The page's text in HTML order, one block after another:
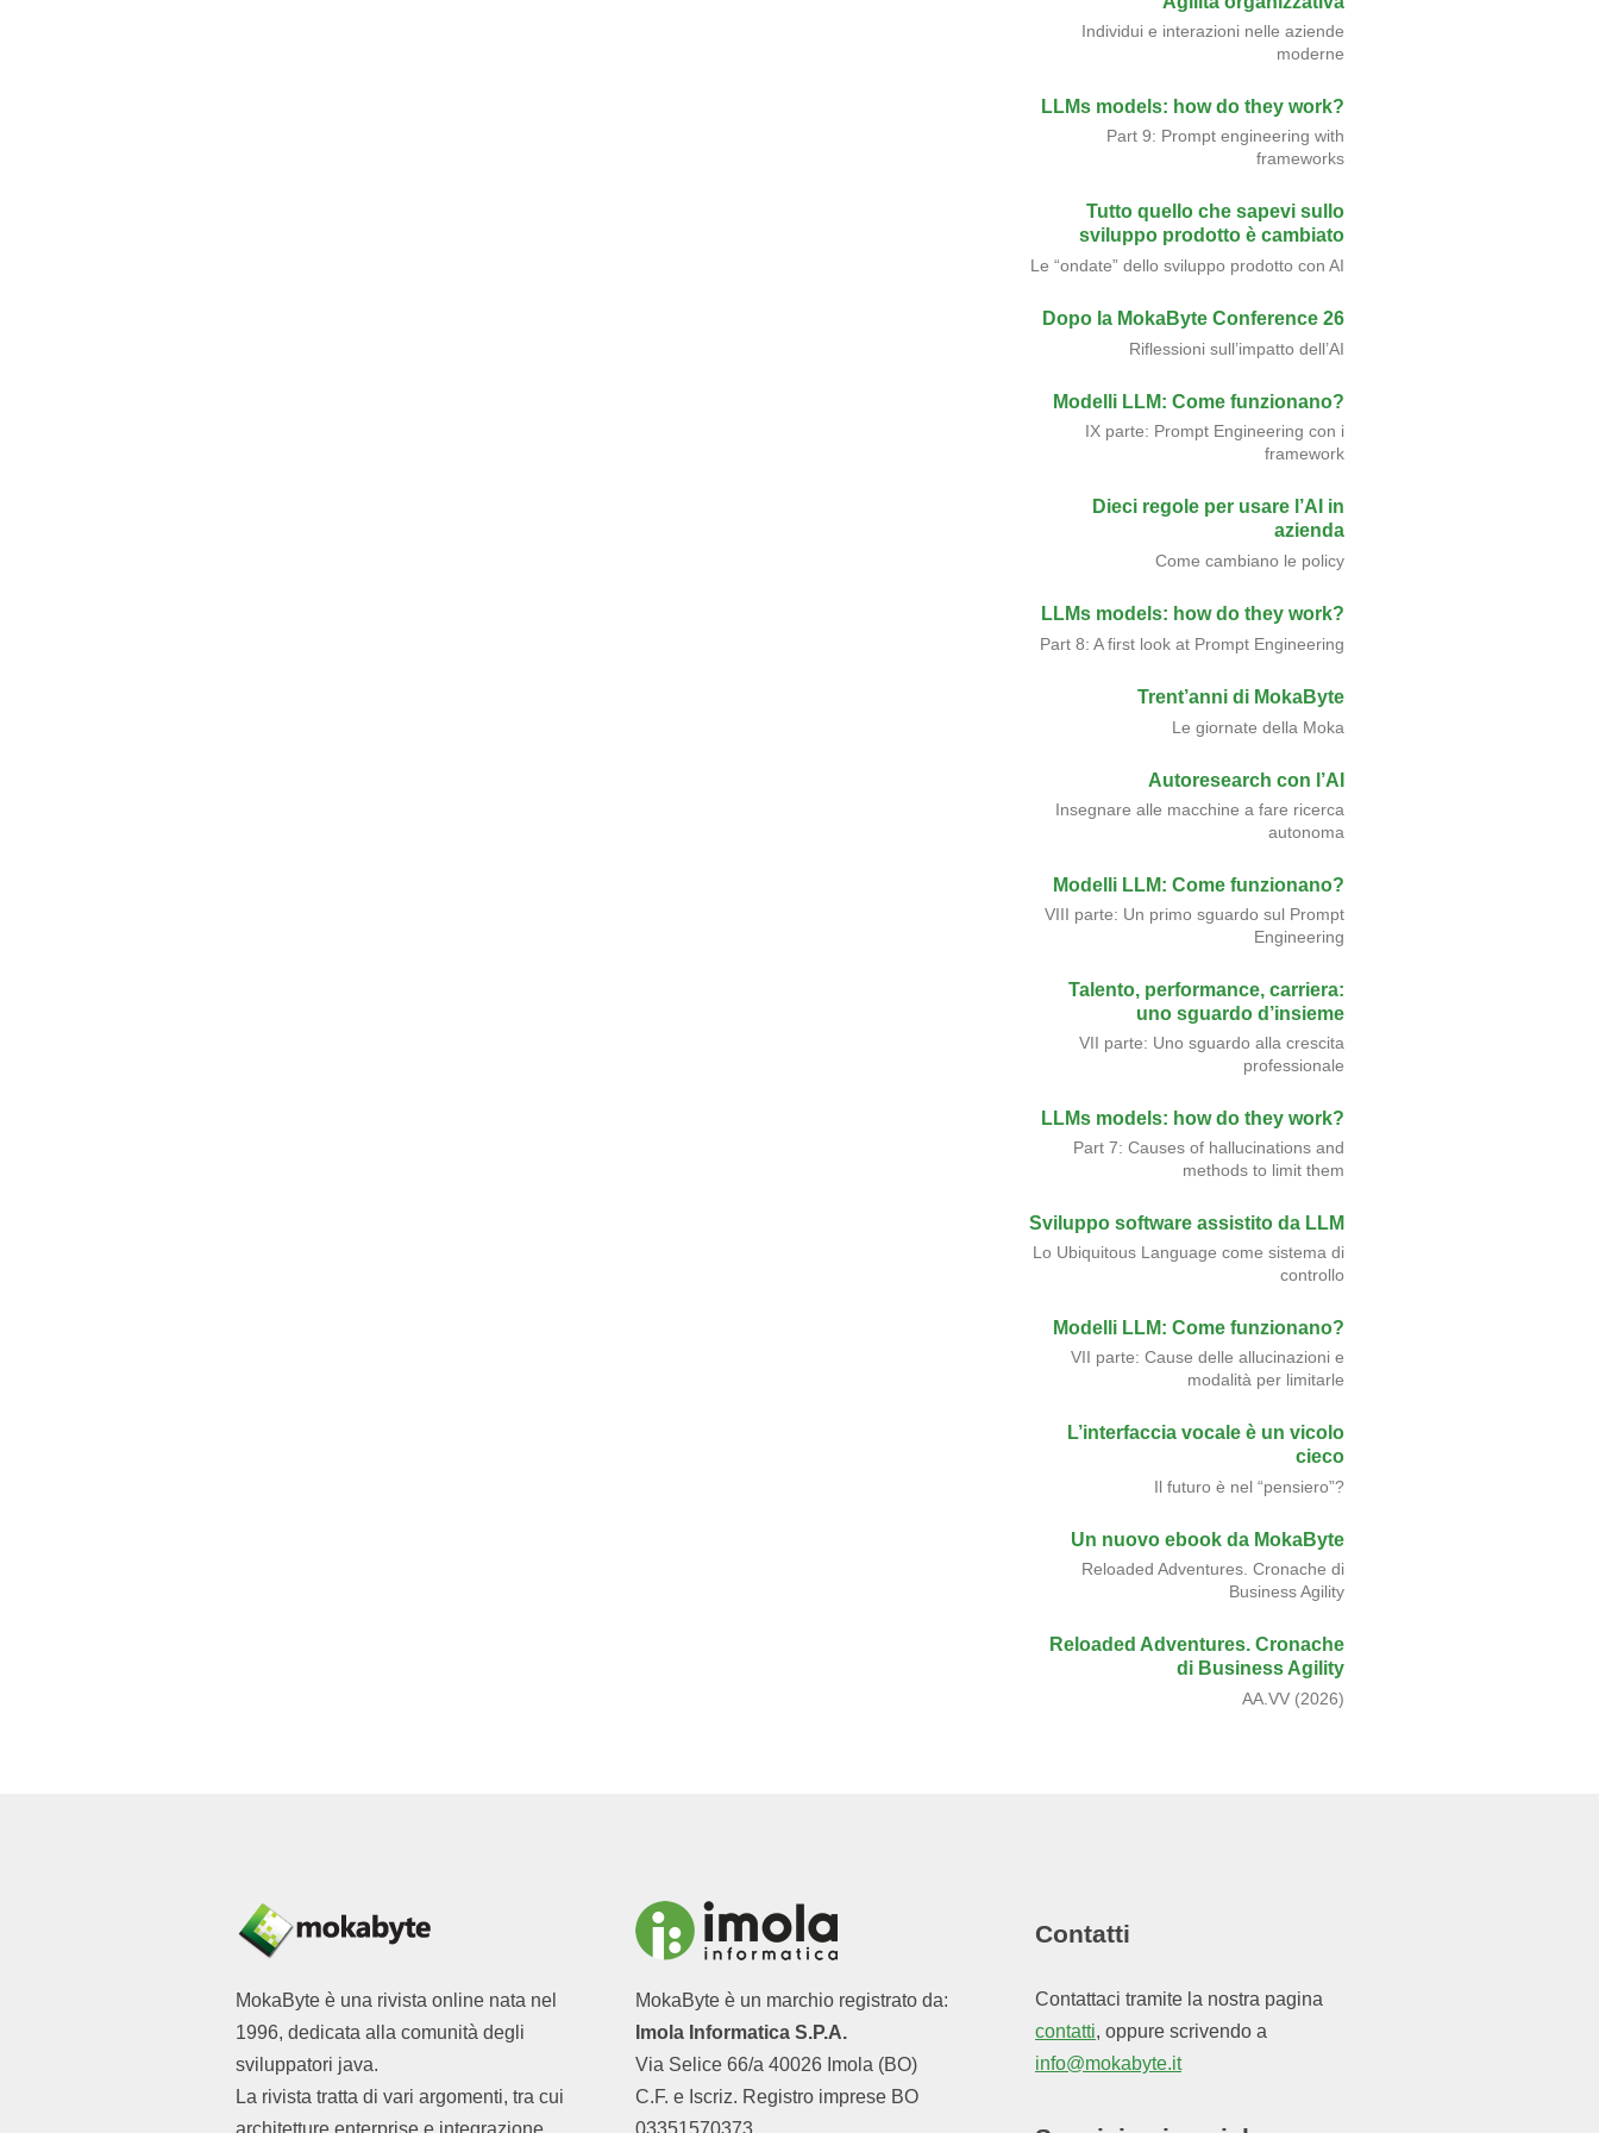
Individui e interazioni nelle aziende
moderne
LLMs models: how do they work?
Part 9: Prompt engineering with
frameworks
Tutto quello che sapevi sullo
sviluppo prodotto è cambiato
Le “ondate” dello sviluppo prodotto con AI
Dopo la MokaByte Conference 26
Riflessioni sull’impatto dell’AI
Modelli LLM: Come funzionano?
IX parte: Prompt Engineering con i
framework
Dieci regole per usare l’AI in
azienda
Come cambiano le policy
LLMs models: how do they work?
Part 8: A first look at Prompt Engineering
Trent’anni di MokaByte
Le giornate della Moka
Autoresearch con l’AI
Insegnare alle macchine a fare ricerca
autonoma
Modelli LLM: Come funzionano?
VIII parte: Un primo sguardo sul Prompt
Engineering
Talento, performance, carriera:
uno sguardo d’insieme
VII parte: Uno sguardo alla crescita
professionale
LLMs models: how do they work?
Part 7: Causes of hallucinations and
methods to limit them
Sviluppo software assistito da LLM
Lo Ubiquitous Language come sistema di
controllo
Modelli LLM: Come funzionano?
VII parte: Cause delle allucinazioni e
modalità per limitarle
L’interfaccia vocale è un vicolo
cieco
Il futuro è nel “pensiero”?
Un nuovo ebook da MokaByte
Reloaded Adventures. Cronache di
Business Agility
Reloaded Adventures. Cronache
di Business Agility
AA.VV (2026)
MokaByte è una rivista online nata nel
1996, dedicata alla comunità degli
sviluppatori java.
La rivista tratta di vari argomenti, tra cui
architetture enterprise e integrazione,
MokaByte è un marchio registrato da:
Imola Informatica S.P.A.
Via Selice 66/a 40026 Imola (BO)
C.F. e Iscriz. Registro imprese BO
03351570373
Contatti
Contattaci tramite la nostra pagina
contatti, oppure scrivendo a
info@mokabyte.it